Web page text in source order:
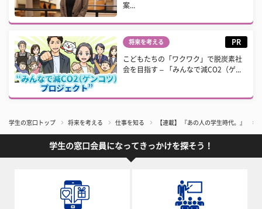
案...
将来を考える PR
こどもたちの「ワクワク」で脱炭素社
会を目指す – 「みんなで減CO2（ゲ...
学生の窓口トップ 将来を考える 仕事を知る 【連載】 『あの人の学生時代。』
学生の窓口会員になってきっかけを探そう！